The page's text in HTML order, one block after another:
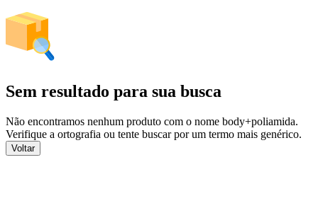
Sem resultado para sua busca
Não encontramos nenhum produto com o nome body+poliamida.
Verifique a ortografia ou tente buscar por um termo mais genérico.
Voltar